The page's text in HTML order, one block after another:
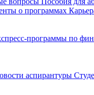
о программах
программы по
аспирантуры